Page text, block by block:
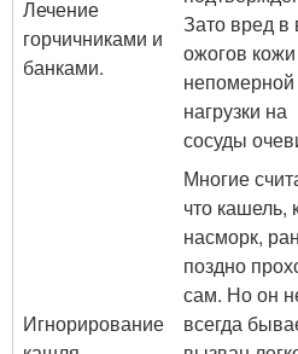
Лечение
горчичниками и
банками.
Зато вред в
ожогов
непомерной
нагрузки на
сосуды
Игнорирование
Многие
что кашель,
насморк,
поздно
сам. Но он
всегда